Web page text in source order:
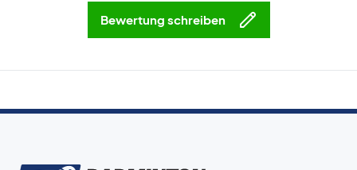
Bewertung schreiben